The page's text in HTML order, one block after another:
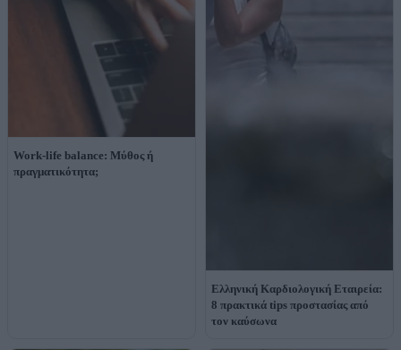
Work-life balance: Μύθος ή
πραγματικότητα;
Ελληνική Καρδιολογική Εταιρεία:
8 πρακτικά tips προστασίας από
τον καύσωνα